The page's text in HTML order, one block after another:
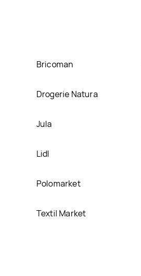
Bricoman
Drogerie Natura
Jula
Lidl
Polomarket
Textil Market